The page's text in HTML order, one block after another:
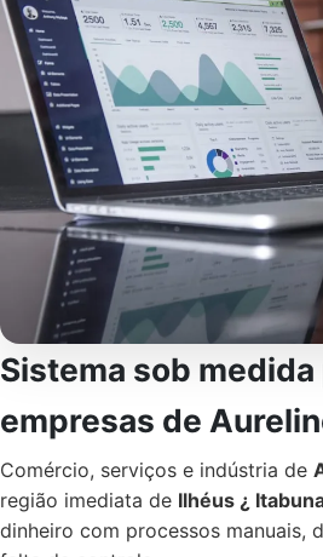
Sistema sob medida
empresas de
Comércio, serviços e indústria de
região imediata de Ilhéus ¿
dinheiro com processos manuais,